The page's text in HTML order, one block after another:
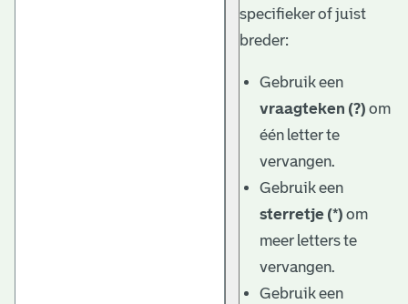
specifieker of juist
breder:
Gebruik een
vraagteken (?) om
één letter te
vervangen.
Gebruik een
sterretje (*) om
meer letters te
vervangen.
Gebruik een